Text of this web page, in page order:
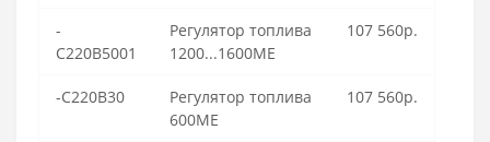
-
C220B5001
Регулятор топлива
1200...1600ME
107 560р.
-C220B30
Регулятор топлива
600ME
107 560р.